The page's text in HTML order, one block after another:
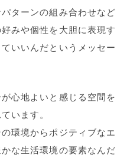
ターンの組み合わせなど
みや個性を大胆に表現す
いいんだというメッセー
心地よいと感じる空間を
います。
環境からポジティブなエ
な生活環境の要素なんだ